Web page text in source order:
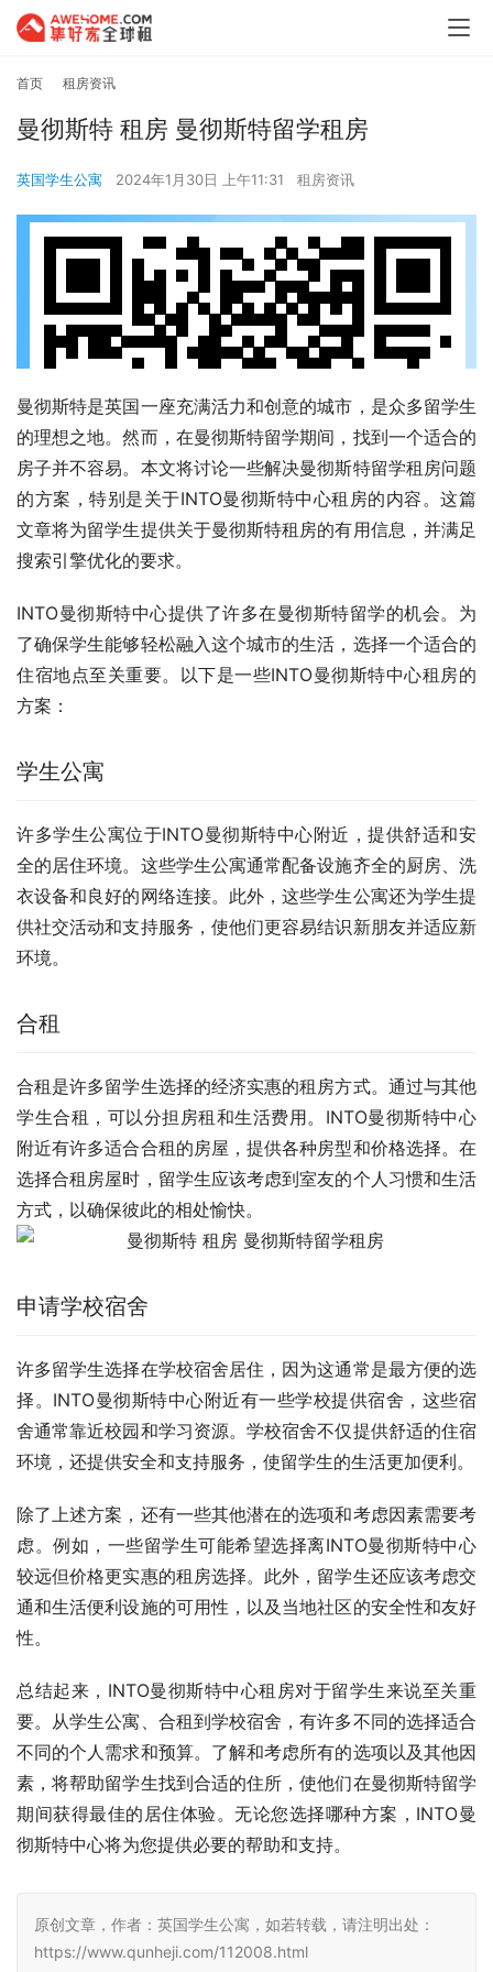
首页 租房资讯
曼彻斯特 租房 曼彻斯特留学租房
英国学生公寓 2024年1月30日 上午11:31 租房资讯
曼彻斯特是英国一座充满活力和创意的城市，是众多留学生
的理想之地。然而，在曼彻斯特留学期间，找到一个适合的
房子并不容易。本文将讨论一些解决曼彻斯特留学租房问题
的方案，特别是关于INTO曼彻斯特中心租房的内容。这篇
文章将为留学生提供关于曼彻斯特租房的有用信息，并满足
搜索引擎优化的要求。
INTO曼彻斯特中心提供了许多在曼彻斯特留学的机会。为
了确保学生能够轻松融入这个城市的生活，选择一个适合的
住宿地点至关重要。以下是一些INTO曼彻斯特中心租房的
方案：
学生公寓
许多学生公寓位于INTO曼彻斯特中心附近，提供舒适和安
全的居住环境。这些学生公寓通常配备设施齐全的厨房、洗
衣设备和良好的网络连接。此外，这些学生公寓还为学生提
供社交活动和支持服务，使他们更容易结识新朋友并适应新
环境。
合租
合租是许多留学生选择的经济实惠的租房方式。通过与其他
学生合租，可以分担房租和生活费用。INTO曼彻斯特中心
附近有许多适合合租的房屋，提供各种房型和价格选择。在
选择合租房屋时，留学生应该考虑到室友的个人习惯和生活
方式，以确保彼此的相处愉快。
申请学校宿舍
许多留学生选择在学校宿舍居住，因为这通常是最方便的选
择。INTO曼彻斯特中心附近有一些学校提供宿舍，这些宿
舍通常靠近校园和学习资源。学校宿舍不仅提供舒适的住宿
环境，还提供安全和支持服务，使留学生的生活更加便利。
除了上述方案，还有一些其他潜在的选项和考虑因素需要考
虑。例如，一些留学生可能希望选择离INTO曼彻斯特中心
较远但价格更实惠的租房选择。此外，留学生还应该考虑交
通和生活便利设施的可用性，以及当地社区的安全性和友好
性。
总结起来，INTO曼彻斯特中心租房对于留学生来说至关重
要。从学生公寓、合租到学校宿舍，有许多不同的选择适合
不同的个人需求和预算。了解和考虑所有的选项以及其他因
素，将帮助留学生找到合适的住所，使他们在曼彻斯特留学
期间获得最佳的居住体验。无论您选择哪种方案，INTO曼
彻斯特中心将为您提供必要的帮助和支持。
原创文章，作者：英国学生公寓，如若转载，请注明出处：
https://www.qunheji.com/112008.html